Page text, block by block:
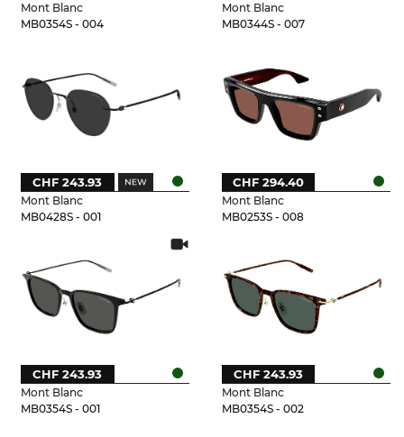
Mont Blanc
MB0354S - 004
Mont Blanc
MB0344S - 007
Mont Blanc
MB0428S - 001
CHF 243.93
Mont Blanc
MB0253S - 008
CHF 294.40
Mont Blanc
MB0354S - 001
CHF 243.93
Mont Blanc
MB0354S - 002
CHF 243.93